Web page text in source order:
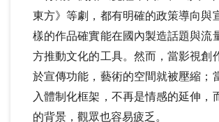
東方》等劇，都有明確的政策導向與
樣的作品確實能在國內製造話題與流
方推動文化的工具。然而，當影視創
於宣傳功能，藝術的空間就被壓縮；
入體制化框架，不再是情感的延伸，
的背景，觀眾也容易疲乏。